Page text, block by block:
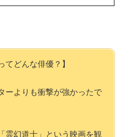
てどんな俳優？】
ーよりも衝撃が強かったで
霊幻道士」という映画を観